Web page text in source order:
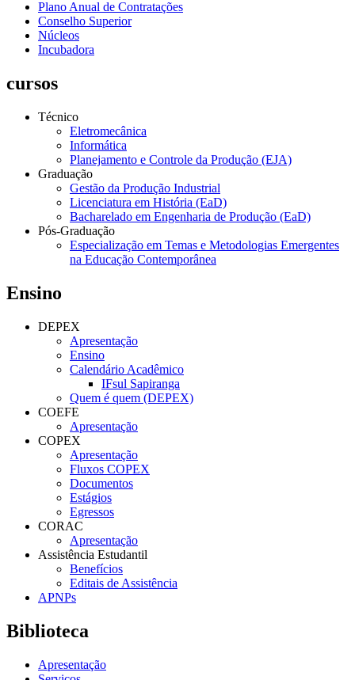
Plano Anual de Contratações
Conselho Superior
Núcleos
Incubadora
cursos
Técnico
Eletromecânica
Informática
Planejamento e Controle da Produção (EJA)
Graduação
Gestão da Produção Industrial
Licenciatura em História (EaD)
Bacharelado em Engenharia de Produção (EaD)
Pós-Graduação
Especialização em Temas e Metodologias Emergentes
na Educação Contemporânea
Ensino
DEPEX
Apresentação
Ensino
Calendário Acadêmico
IFsul Sapiranga
Quem é quem (DEPEX)
COEFE
Apresentação
COPEX
Apresentação
Fluxos COPEX
Documentos
Estágios
Egressos
CORAC
Apresentação
Assistência Estudantil
Benefícios
Editais de Assistência
APNPs
Biblioteca
Apresentação